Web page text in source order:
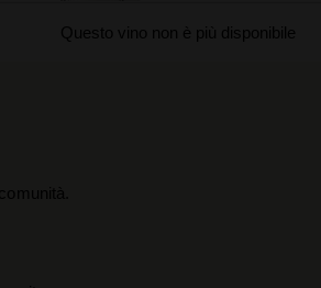
Questo vino non è più disponibile